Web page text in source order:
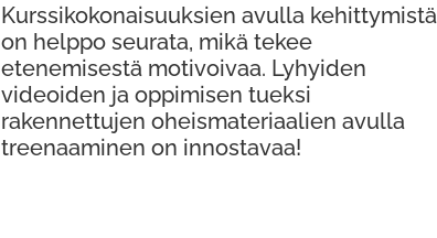
Kurssikokonaisuuksien avulla kehittymistä
on helppo seurata, mikä tekee
etenemisestä motivoivaa. Lyhyiden
videoiden ja oppimisen tueksi
rakennettujen oheismateriaalien avulla
treenaaminen on innostavaa!